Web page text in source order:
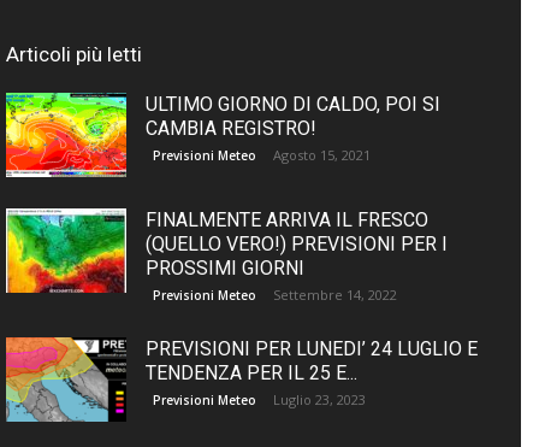
Articoli più letti
ULTIMO GIORNO DI CALDO, POI SI
CAMBIA REGISTRO!
Previsioni Meteo Agosto 15, 2021
FINALMENTE ARRIVA IL FRESCO
(QUELLO VERO!) PREVISIONI PER I
PROSSIMI GIORNI
Previsioni Meteo Settembre 14, 2022
PREVISIONI PER LUNEDI’ 24 LUGLIO E
TENDENZA PER IL 25 E...
Previsioni Meteo Luglio 23, 2023